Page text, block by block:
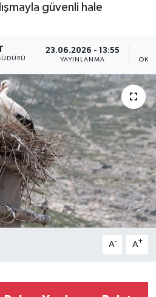
güvenli hale
23.06.2026 - 13:55
YAYINLANMA
A- A+